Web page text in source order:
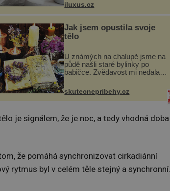
vyžadují atypické rozměry nejen
nábytku, ale i otvorových prvků.
iluxus.cz
Jak jsem opustila svoje
tělo
U známých na chalupě jsme na
půdě našli staré bylinky po
babičce. Zvědavost mi nedala a
lektvar… Zimní pobyt na
chalupě se pro mě vlastní vinou
změnil v děsivý zážitek, na kt...
skutecnepribehy.cz
je signálem, že je noc, a tedy vhodná doba
že pomáhá synchronizovat cirkadiánní
rytmus byl v celém těle stejný a synchronní.